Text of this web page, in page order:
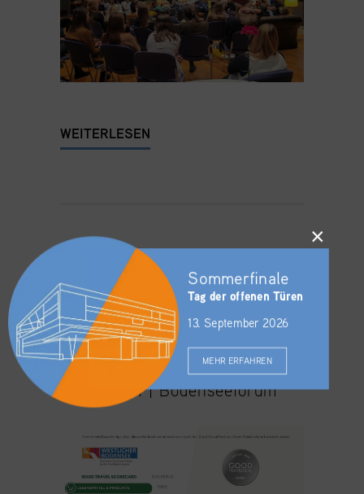
WEITERLESEN
Zertifizierung Good
Travel Seal
10.12.2024 |Bodenseeforum
Sommerfinale
Tag der offenen Türen
13. September 2026
×
MEHR ERFAHREN